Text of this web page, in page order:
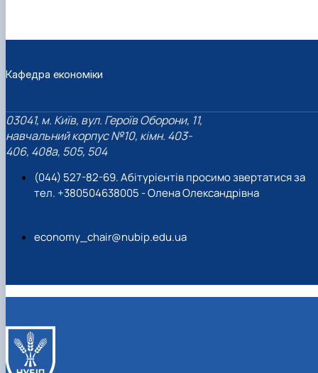
Кафедра економіки
03041, м. Київ, вул. Героїв Оборони, 11,
навчальний корпус №10, кімн. 403-
406, 408a, 505, 504
(044) 527-82-69. Абітурієнтів просимо звертатися за
тел. +380504638005 - Олена Олександрівна
economy_chair@nubip.edu.ua